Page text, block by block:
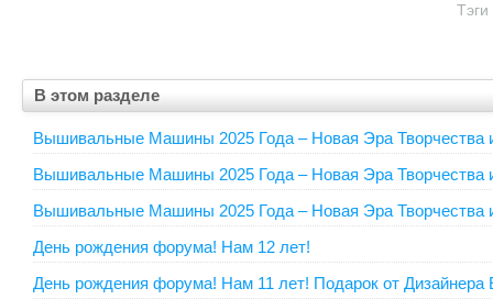
В этом разделе
Вышивальные Машины 2025 Года – Новая Эра Творчества
Вышивальные Машины 2025 Года – Новая Эра Творчества
Вышивальные Машины 2025 Года – Новая Эра Творчества
День рождения форума! Нам 12 лет!
День рождения форума! Нам 11 лет! Подарок от Дизайнера